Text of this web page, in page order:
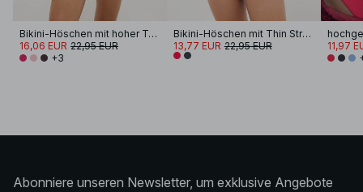
Bikini-Höschen mit hoher Taille
16,06 EUR 22,95 EUR
+3
Bikini-Höschen mit Thin Strap
13,77 EUR 22,95 EUR
11,97
Abonniere unseren Newsletter, um exklusive Angebote